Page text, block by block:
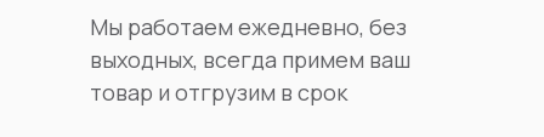
Мы работаем ежедневно, без
выходных, всегда примем ваш
товар и отгрузим в срок